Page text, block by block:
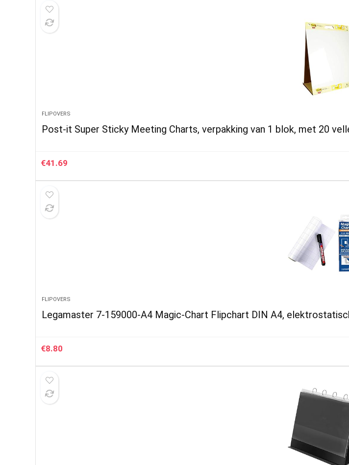
FLIPOVERS
Post-it Super Sticky Meeting Charts, verpakking van 1 blok, met 20
€41.69
FLIPOVERS
Legamaster 7-159000-A4 Magic-Chart Flipchart DIN A4,
€8.80